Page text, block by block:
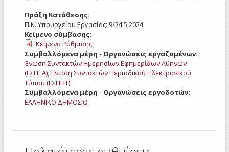
Πράξη Κατάθεσης:
Π.Κ. Υπουργείου Εργασίας: 9/24.5.2024
Κείμενο σύμβασης:
Κείμενο Ρύθμισης
Συμβαλλόμενα μέρη - Οργανώσεις εργαζομένων:
Ένωση Συντακτών Ημερησίων Εφημερίδων Αθηνών
(ΕΣΗΕΑ),Ένωση Συντακτών Περιοδικού Ηλεκτρονικού
Τύπου (ΕΣΠΗΤ)
Συμβαλλόμενα μέρη - Οργανώσεις εργοδοτών:
ΕΛΛΗΝΙΚΟ ΔΗΜΟΣΙΟ